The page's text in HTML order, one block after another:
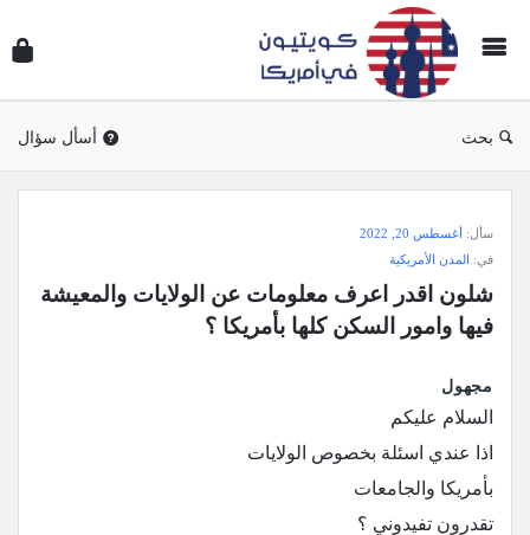
بحث أسأل سؤال
وجواب
الاحدث
أسئلة
سأل: أغسطس 20, 2022
في: المدن الأمريكية
فيها وامور السكن كلها بأمريكا ؟
مجهول
‏السلام عليكم
‏اذا عندي اسئلة بخصوص الولايات
‏بأمريكا والجامعات
‏تقدرون تفيدوني ؟